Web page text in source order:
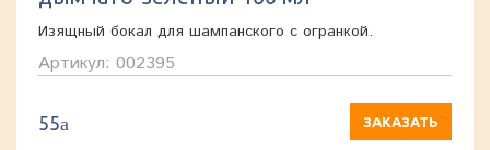
Изящный бокал для шампанского с огранкой.
Артикул: 002395
55a ЗАКАЗАТЬ